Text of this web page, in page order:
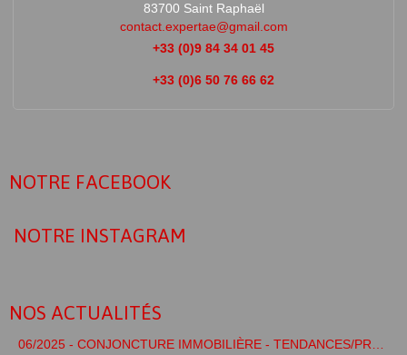
83700 Saint Raphaël
contact.expertae@gmail.com
+33 (0)9 84 34 01 45
+33 (0)6 50 76 66 62
NOTRE FACEBOOK
NOTRE INSTAGRAM
NOS ACTUALITÉS